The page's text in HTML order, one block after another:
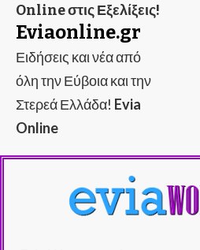
Online στις Εξελίξεις!
Eviaonline.gr
Ειδήσεις και νέα από
όλη την Εύβοια και την
Στερεά Ελλάδα! Evia
Online